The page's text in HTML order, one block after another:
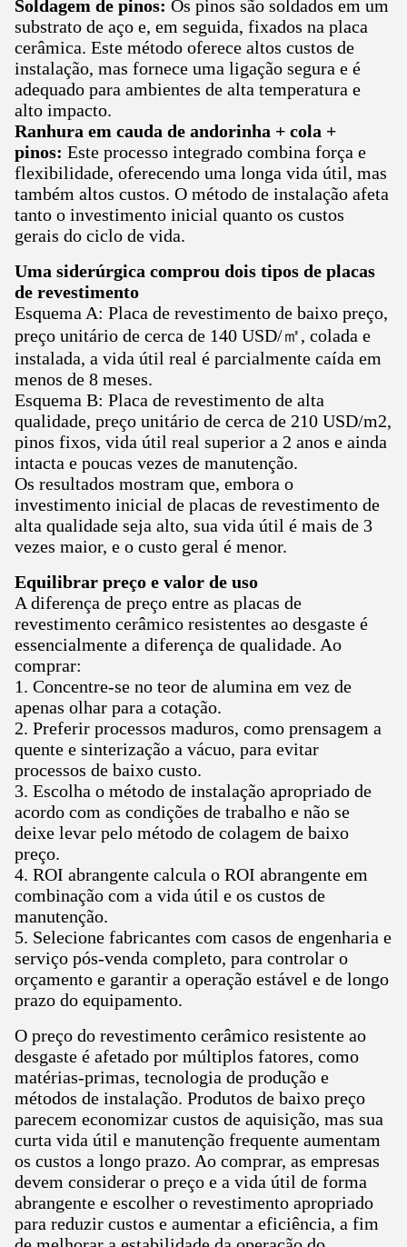
Soldagem de pinos: Os pinos são soldados em um
substrato de aço e, em seguida, fixados na placa
cerâmica. Este método oferece altos custos de
instalação, mas fornece uma ligação segura e é
adequado para ambientes de alta temperatura e
alto impacto.
Ranhura em cauda de andorinha + cola +
pinos: Este processo integrado combina força e
flexibilidade, oferecendo uma longa vida útil, mas
também altos custos. O método de instalação afeta
tanto o investimento inicial quanto os custos
gerais do ciclo de vida.
Uma siderúrgica comprou dois tipos de placas
de revestimento
Esquema A: Placa de revestimento de baixo preço,
preço unitário de cerca de 140 USD/㎡, colada e
instalada, a vida útil real é parcialmente caída em
menos de 8 meses.
Esquema B: Placa de revestimento de alta
qualidade, preço unitário de cerca de 210 USD/m2,
pinos fixos, vida útil real superior a 2 anos e ainda
intacta e poucas vezes de manutenção.
Os resultados mostram que, embora o
investimento inicial de placas de revestimento de
alta qualidade seja alto, sua vida útil é mais de 3
vezes maior, e o custo geral é menor.
Equilibrar preço e valor de uso
A diferença de preço entre as placas de
revestimento cerâmico resistentes ao desgaste é
essencialmente a diferença de qualidade. Ao
comprar:
1. Concentre-se no teor de alumina em vez de
apenas olhar para a cotação.
2. Preferir processos maduros, como prensagem a
quente e sinterização a vácuo, para evitar
processos de baixo custo.
3. Escolha o método de instalação apropriado de
acordo com as condições de trabalho e não se
deixe levar pelo método de colagem de baixo
preço.
4. ROI abrangente calcula o ROI abrangente em
combinação com a vida útil e os custos de
manutenção.
5. Selecione fabricantes com casos de engenharia e
serviço pós-venda completo, para controlar o
orçamento e garantir a operação estável e de longo
prazo do equipamento.
O preço do revestimento cerâmico resistente ao
desgaste é afetado por múltiplos fatores, como
matérias-primas, tecnologia de produção e
métodos de instalação. Produtos de baixo preço
parecem economizar custos de aquisição, mas sua
curta vida útil e manutenção frequente aumentam
os custos a longo prazo. Ao comprar, as empresas
devem considerar o preço e a vida útil de forma
abrangente e escolher o revestimento apropriado
para reduzir custos e aumentar a eficiência, a fim